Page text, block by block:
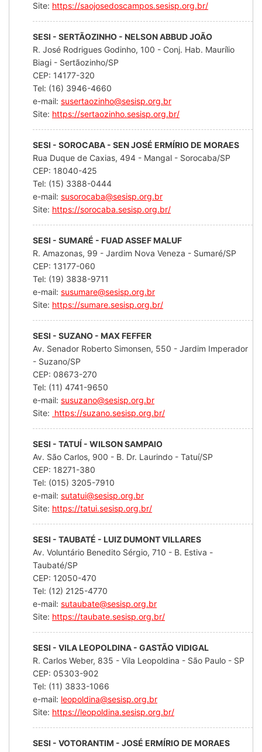
Site: https://saojosedoscampos.sesisp.org.br/
SESI - SERTÃOZINHO - NELSON ABBUD JOÃO
R. José Rodrigues Godinho, 100 - Conj. Hab. Maurílio
Biagi - Sertãozinho/SP
CEP: 14177-320
Tel: (16) 3946-4660
e-mail: susertaozinho@sesisp.org.br
Site: https://sertaozinho.sesisp.org.br/
SESI - SOROCABA - SEN JOSÉ ERMÍRIO DE MORAES
Rua Duque de Caxias, 494 - Mangal - Sorocaba/SP
CEP: 18040-425
Tel: (15) 3388-0444
e-mail: susorocaba@sesisp.org.br
Site: https://sorocaba.sesisp.org.br/
SESI - SUMARÉ - FUAD ASSEF MALUF
R. Amazonas, 99 - Jardim Nova Veneza - Sumaré/SP
CEP: 13177-060
Tel: (19) 3838-9711
e-mail: susumare@sesisp.org.br
Site: https://sumare.sesisp.org.br/
SESI - SUZANO - MAX FEFFER
Av. Senador Roberto Simonsen, 550 - Jardim Imperador
- Suzano/SP
CEP: 08673-270
Tel: (11) 4741-9650
e-mail: susuzano@sesisp.org.br
Site: https://suzano.sesisp.org.br/
SESI - TATUÍ - WILSON SAMPAIO
Av. São Carlos, 900 - B. Dr. Laurindo - Tatuí/SP
CEP: 18271-380
Tel: (015) 3205-7910
e-mail: sutatui@sesisp.org.br
Site: https://tatui.sesisp.org.br/
SESI - TAUBATÉ - LUIZ DUMONT VILLARES
Av. Voluntário Benedito Sérgio, 710 - B. Estiva -
Taubaté/SP
CEP: 12050-470
Tel: (12) 2125-4770
e-mail: sutaubate@sesisp.org.br
Site: https://taubate.sesisp.org.br/
SESI - VILA LEOPOLDINA - GASTÃO VIDIGAL
R. Carlos Weber, 835 - Vila Leopoldina - São Paulo - SP
CEP: 05303-902
Tel: (11) 3833-1066
e-mail: leopoldina@sesisp.org.br
Site: https://leopoldina.sesisp.org.br/
SESI - VOTORANTIM - JOSÉ ERMÍRIO DE MORAES